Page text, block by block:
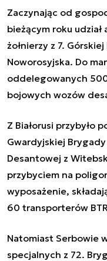
Zaczynając od
bieżącym roku
żołnierzy z 7.
Noworosyjska. Do
oddelegowanych
bojowych wozów
Z Białorusi przybyło
Gwardyjskiej Brygady
Desantowej z
przybyciem na
wyposażenie,
60 transporterów
Natomiast Serbowie
specjalnych z 72.